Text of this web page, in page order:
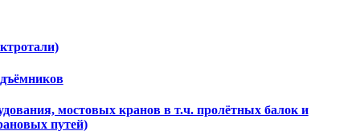
мостовых кранов в т.ч. пролётных балок и
путей)